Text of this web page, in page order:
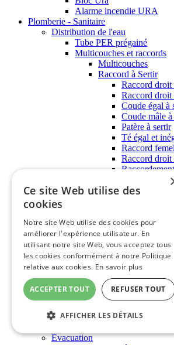
Alarme incendie URA
Plomberie - Sanitaire
Distribution de l'eau
Tube PER prégainé
Multicouches et raccords
Multicouches
Raccord à Sertir
Raccord droit
Raccord droit
Coude égal à
Coude mâle
Patère à sertir
Té égal et
Raccord
Raccord droit
Raccords à glissement
Raccords à visser
Flexible
Tuyau polyéthylène
Raccords laiton pour
Raccord Droit
Manchon Egal
Raccord en T
Coude Egal
Coude Applique
Raccords plastique pour
Evacuation
Ce site Web utilise des
cookies
Notre site Web utilise des cookies pour
améliorer l'expérience utilisateur. En
utilisant notre site Web, vous acceptez tous
les cookies conformément à notre Politique
relative aux cookies. En savoir plus
ACCEPTER TOUT REFUSER TOUT
AFFICHER LES DÉTAILS